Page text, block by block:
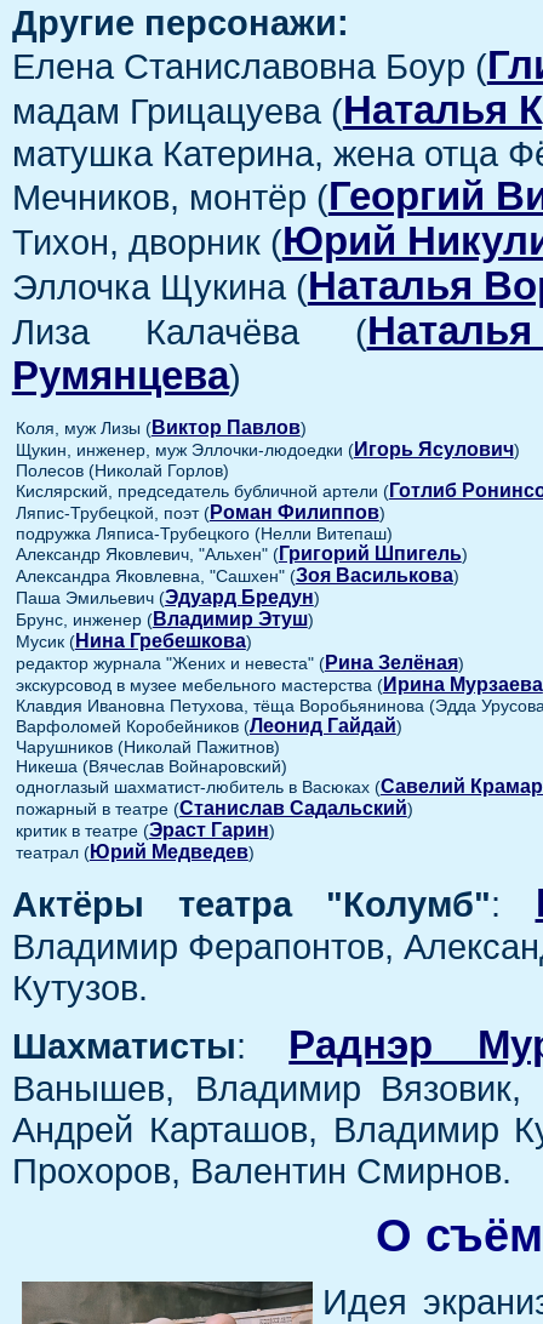
Другие персонажи:
Елена Станиславовна Боур (
мадам Грицацуева (Наталья
матушка Катерина, жена отца
Мечников, монтёр (Георгий
Тихон, дворник (Юрий
Эллочка Щукина (Наталья
Лиза Калачёва (
Румянцева)
Коля, муж Лизы (Виктор Павлов)
Щукин, инженер, муж Эллочки-людоедки (Игорь Ясулович)
Полесов (Николай Горлов)
Кислярский, председатель бубличной артели (Готлиб
Ляпис-Трубецкой, поэт (Роман Филиппов)
подружка Ляписа-Трубецкого (Нелли Витепаш)
Александр Яковлевич, "Альхен" (Григорий Шпигель)
Александра Яковлевна, "Сашхен" (Зоя Василькова)
Паша Эмильевич (Эдуард Бредун)
Брунс, инженер (Владимир Этуш)
Мусик (Нина Гребешкова)
редактор журнала "Жених и невеста" (Рина Зелёная)
экскурсовод в музее мебельного мастерства (Ирина Мурзаева
Клавдия Ивановна Петухова, тёща Воробьянинова (Эдда
Варфоломей Коробейников (Леонид Гайдай)
Чарушников (Николай Пажитнов)
Никеша (Вячеслав Войнаровский)
одноглазый шахматист-любитель в Васюках (Савелий
пожарный в театре (Станислав Садальский)
критик в театре (Эраст Гарин)
театрал (Юрий Медведев)
Актёры театра "Колумб":
Владимир Ферапонтов,
Кутузов.
Шахматисты: Раднэр
Ванышев, Владимир Вязовик,
Андрей Карташов, Владимир
Прохоров, Валентин Смирнов.
О
Идея